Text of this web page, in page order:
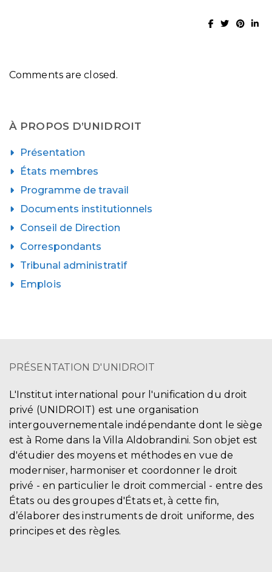
Comments are closed.
À PROPOS D’UNIDROIT
Présentation
États membres
Programme de travail
Documents institutionnels
Conseil de Direction
Correspondants
Tribunal administratif
Emplois
PRÉSENTATION D'UNIDROIT
L'Institut international pour l'unification du droit
privé (UNIDROIT) est une organisation
intergouvernementale indépendante dont le siège
est à Rome dans la Villa Aldobrandini. Son objet est
d'étudier des moyens et méthodes en vue de
moderniser, harmoniser et coordonner le droit
privé - en particulier le droit commercial - entre des
États ou des groupes d'États et, à cette fin,
d’élaborer des instruments de droit uniforme, des
principes et des règles.